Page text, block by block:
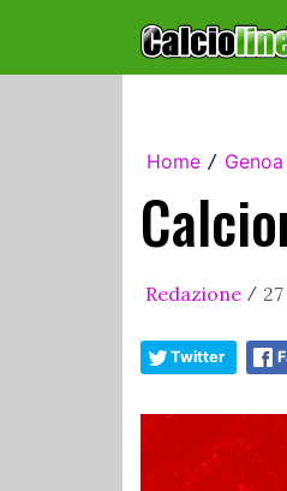
Home / Genoa
Redazione /
Twitter